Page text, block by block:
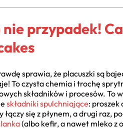
nie przypadek!
sprawia, że placuszki są
To czysta chemia i trochę
składników i procesów. To
składniki spulchniające: proszek
się z płynem, a drugi raz,
(albo kefir, a nawet mleko z